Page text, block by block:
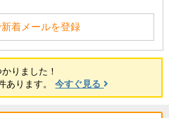
着メールを登録
かりました！
あります。今すぐ見る